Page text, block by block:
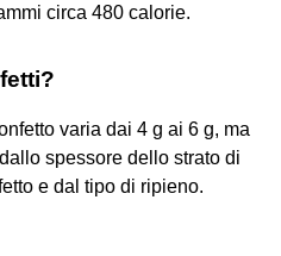
circa 480 calorie.
varia dai 4 g ai 6 g, ma
spessore dello strato di
e dal tipo di ripieno.